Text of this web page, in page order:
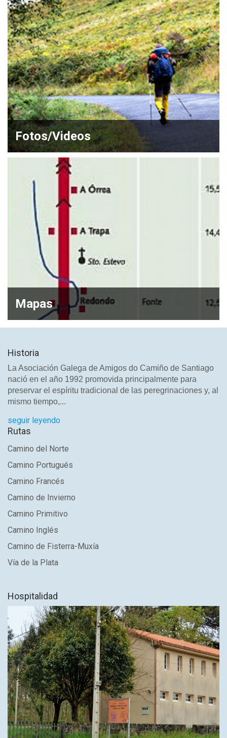
Fotos/Videos
Mapas
Historia
La Asociación Galega de Amigos do Camiño de Santiago
nació en el año 1992 promovida principalmente para
preservar el espíritu tradicional de las peregrinaciones y, al
mismo tiempo,...
seguir leyendo
Rutas
Camino del Norte
Camino Portugués
Camino Francés
Camino de Invierno
Camino Primitivo
Camino Inglés
Camino de Fisterra-Muxía
Vía de la Plata
Hospitalidad